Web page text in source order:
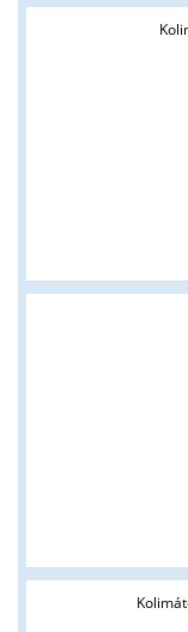
Tyto stránky jsou
podnikatelům v